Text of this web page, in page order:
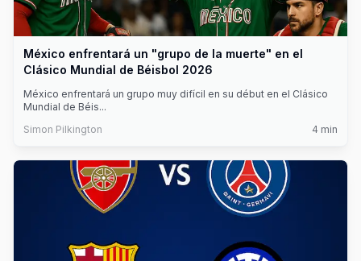
México enfrentará un "grupo de la muerte" en el
Clásico Mundial de Béisbol 2026
México enfrentará un grupo muy difícil en su début en el Clásico
Mundial de Béis...
Simon Pilkington
4 min